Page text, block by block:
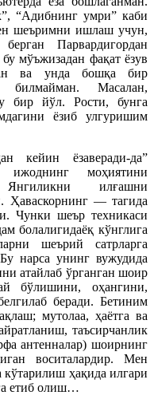
“Адибнинг умри” каби
шеъримни ишлаш учун,
Парвардигордан
мўъжизадан фақат ёзув
ва унда бошқа бир
Масалан,
бир йўл. Рости, бунга
ёзиб улгуришим
кейин ёзаверади-да”
моҳиятини
Янгиликни илғашни
Ҳаваскорнинг — тагида
Чунки шеър техникаси
болалигидаёқ кўнглига
шеърий сатрларга
нарса унинг вужудида
атайлаб ўрганган шоир
бўлишини, оҳангини,
беради. Бетиним
мутолаа, ҳаётга ва
таъсирчанлик
антенналар) шоирнинг
воситалардир. Мен
ҳақида илгари
етиб олиш…